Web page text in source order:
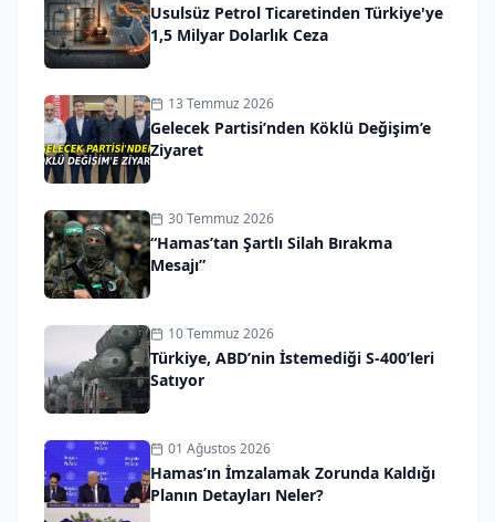
Usulsüz Petrol Ticaretinden Türkiye'ye
1,5 Milyar Dolarlık Ceza
13 Temmuz 2026
Gelecek Partisi’nden Köklü Değişim’e
Ziyaret
30 Temmuz 2026
“Hamas’tan Şartlı Silah Bırakma
Mesajı”
10 Temmuz 2026
Türkiye, ABD’nin İstemediği S-400’leri
Satıyor
01 Ağustos 2026
Hamas’ın İmzalamak Zorunda Kaldığı
Planın Detayları Neler?